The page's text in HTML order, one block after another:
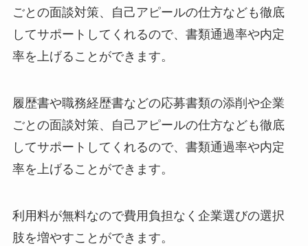
ごとの面談対策、自己アピールの仕方なども徹底
してサポートしてくれるので、書類通過率や内定
率を上げることができます。
履歴書や職務経歴書などの応募書類の添削や企業
ごとの面談対策、自己アピールの仕方なども徹底
してサポートしてくれるので、書類通過率や内定
率を上げることができます。
利用料が無料なので費用負担なく企業選びの選択
肢を増やすことができます。